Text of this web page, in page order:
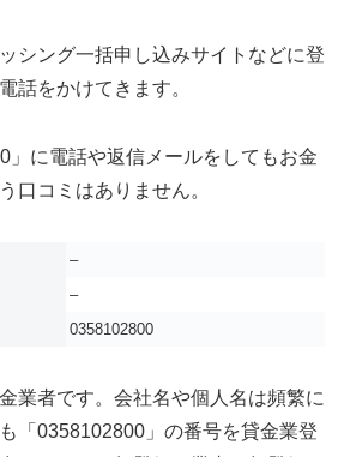
シング一括申し込みサイトなどに登
話をかけてきます。
」に電話や返信メールをしてもお金
口コミはありません。
–
–
0358102800
業者です。会社名や個人名は頻繁に
「0358102800」の番号を貸金業登